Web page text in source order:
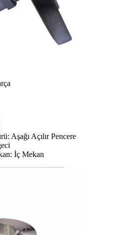
Aşağı Açılır Pencere
İç Mekan